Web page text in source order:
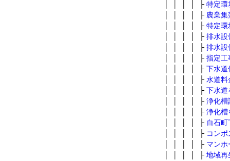
│ │ │ │ ├ 特定環
│ │ │ │ ├ 農業集
│ │ │ │ ├ 特定環
│ │ │ │ ├ 排水設
│ │ │ │ ├ 排水設
│ │ │ │ ├ 指定工
│ │ │ │ ├ 下水道
│ │ │ │ ├ 水道料
│ │ │ │ ├ 下水道
│ │ │ │ ├ 浄化槽
│ │ │ │ ├ 浄化槽
│ │ │ │ ├ 白石
│ │ │ │ ├ コン
│ │ │ │ ├ マン
│ │ │ │ ├ 地域再